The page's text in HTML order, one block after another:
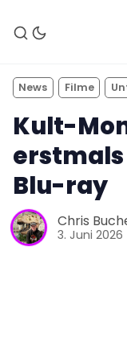
News Filme
Kult-
Blu-ray
Chris
3. Juni 2026